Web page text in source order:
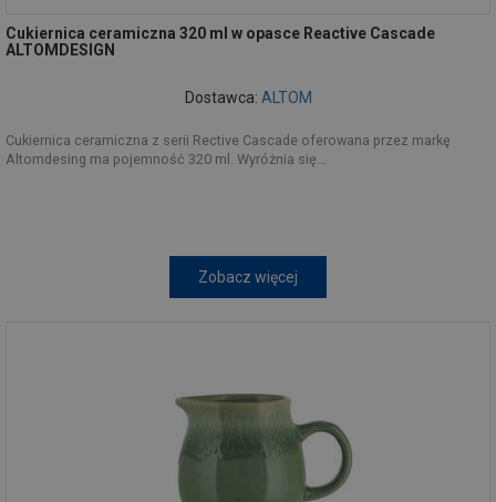
Cukiernica ceramiczna 320 ml w opasce Reactive Cascade
ALTOMDESIGN
Dostawca: ALTOM
Cukiernica ceramiczna z serii Rective Cascade oferowana przez markę
Altomdesing ma pojemność 320 ml. Wyróżnia się...
Zobacz więcej